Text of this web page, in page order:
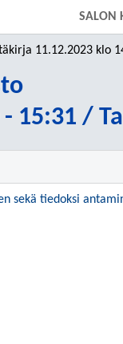
SALON
11.12.2023 klo 14:00 - 15:31 /
15:31 /
sekä tiedoksi